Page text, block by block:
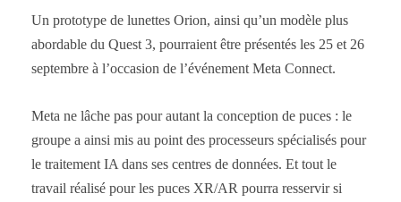
Un prototype de lunettes Orion, ainsi qu’un modèle plus
abordable du Quest 3, pourraient être présentés les 25 et 26
septembre à l’occasion de l’événement Meta Connect.
Meta ne lâche pas pour autant la conception de puces : le
groupe a ainsi mis au point des processeurs spécialisés pour
le traitement IA dans ses centres de données. Et tout le
travail réalisé pour les puces XR/AR pourra resservir si